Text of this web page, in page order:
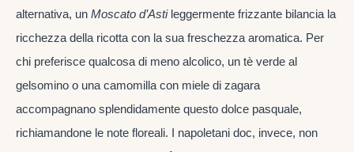
alternativa, un Moscato d’Astileggermente frizzante bilancia la
ricchezza della ricotta con la sua freschezza aromatica. Per
chi preferisce qualcosa di meno alcolico, un tè verde al
gelsomino o una camomilla con miele di zagara
accompagnano splendidamente questo dolce pasquale,
richiamandone le note floreali. I napoletani doc, invece, non